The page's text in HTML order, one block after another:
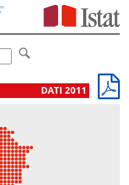
DATI 2011